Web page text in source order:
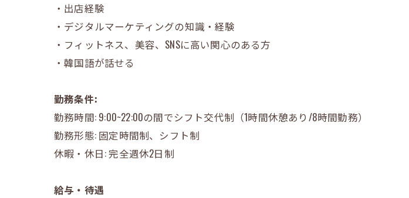
・出店経験
・デジタルマーケティングの知識・経験
・フィットネス、美容、SNSに高い関心のある方
・韓国語が話せる
勤務条件:
勤務時間: 9:00~22:00の間でシフト交代制（1時間休憩あり/8時間勤務）
勤務形態: 固定時間制、シフト制
休暇・休日: 完全週休2日制
給与・待遇